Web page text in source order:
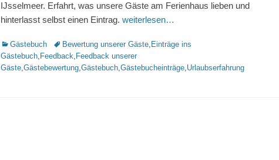
IJsselmeer. Erfahrt, was unsere Gäste am Ferienhaus lieben und
hinterlasst selbst einen Eintrag. weiterlesen…
Kategorien
Gästebuch Schlagworte
Bewertung unserer Gäste, Einträge ins
Gästebuch, Feedback, Feedback unserer
Gäste,Gästebewertung,Gästebuch,Gästebucheinträge,Urlaubserfahrung